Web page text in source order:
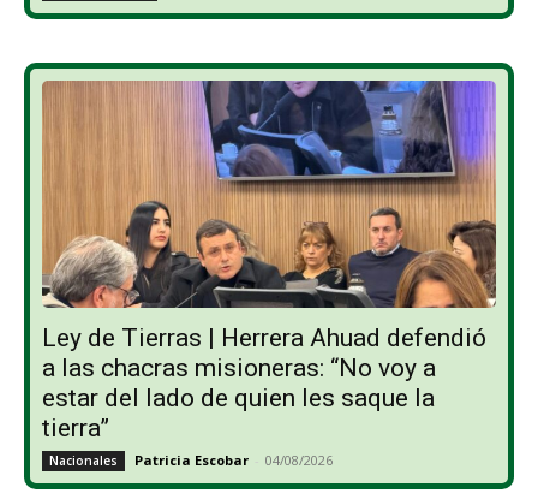
Ley de Tierras | Herrera Ahuad defendió
a las chacras misioneras: “No voy a
estar del lado de quien les saque la
tierra”
Nacionales Patricia Escobar - 04/08/2026